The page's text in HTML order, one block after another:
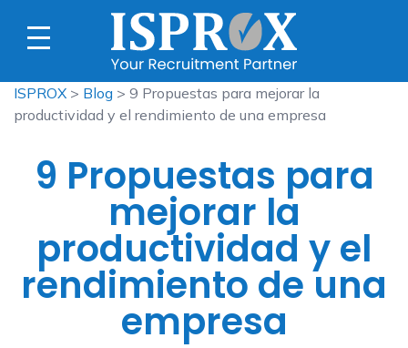
ISPROX > Blog > 9 Propuestas para mejorar la
productividad y el rendimiento de una empresa
9 Propuestas para
mejorar la
productividad y el
rendimiento de una
empresa